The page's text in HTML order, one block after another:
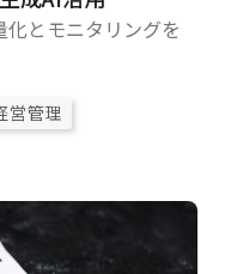
とモニタリングを
営管理